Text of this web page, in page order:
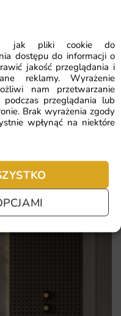
jak pliki cookie do
dostępu do informacji o
jakość przeglądania i
reklamy. Wyrażenie
nam przetwarzanie
przeglądania lub
Brak wyrażenia zgody
wpłynąć na niektóre
dekorację
wykonaną z myślą o
najważniejsze atuty w
loftowe i
świetlnych
certyfikatami jakości
pytania
zakupie. Ale jeżeli
zadawane pytania.